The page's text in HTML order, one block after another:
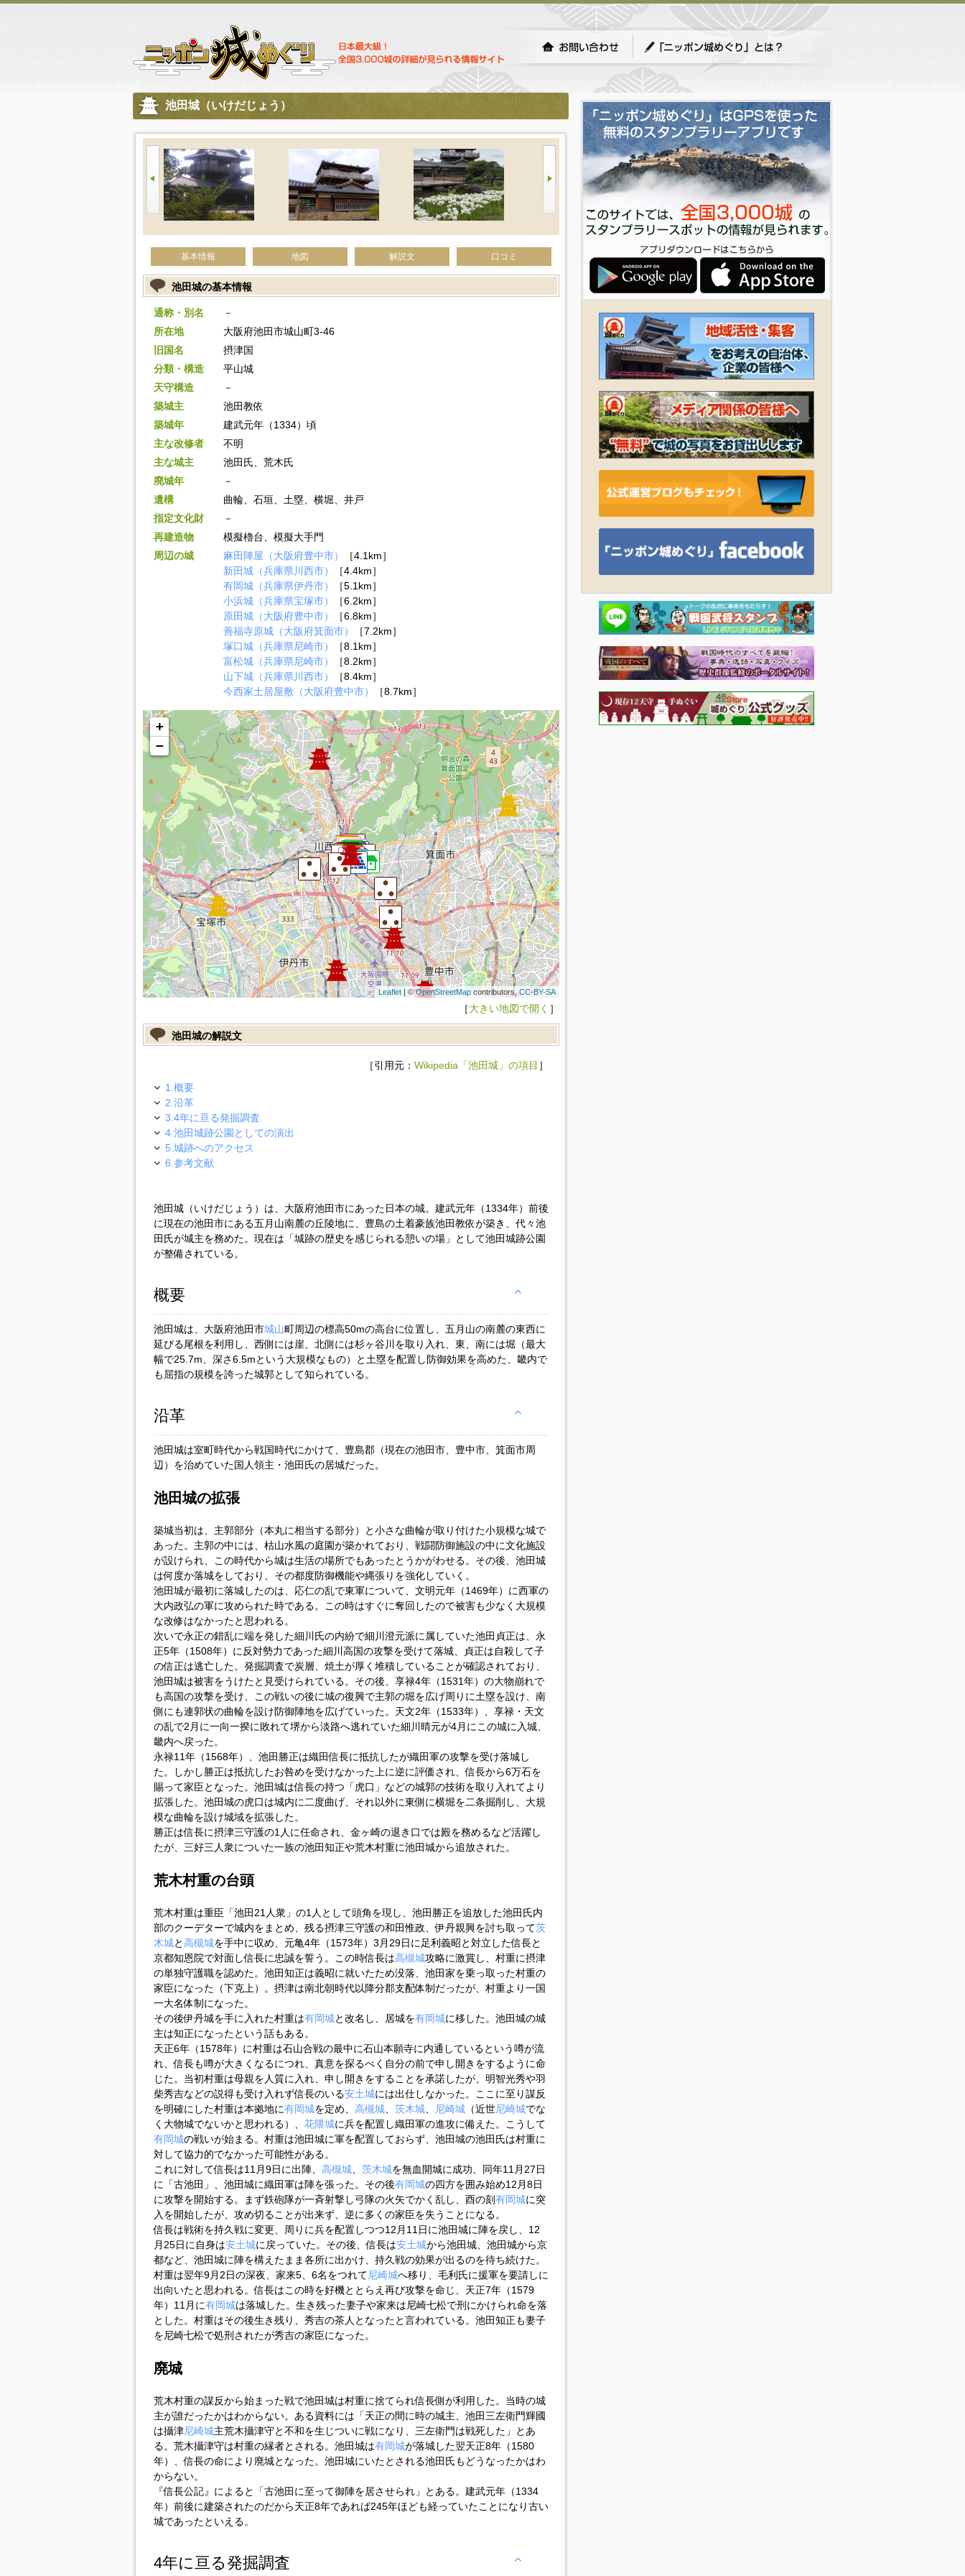
池田城（いけだじょう）
基本情報 地図 解説文 口コミ
池田城の基本情報
通称・別名
－
所在地
大阪府池田市城山町3-46
旧国名
摂津国
分類・構造
平山城
天守構造
－
築城主
池田教依
築城年
建武元年（1334）頃
主な改修者
不明
主な城主
池田氏、荒木氏
廃城年
－
遺構
曲輪、石垣、土塁、横堀、井戸
指定文化財
－
再建造物
模擬櫓台、模擬大手門
周辺の城
麻田陣屋（大阪府豊中市）
［4.1km］
新田城（兵庫県川西市）
［4.4km］
有岡城（兵庫県伊丹市）
［5.1km］
小浜城（兵庫県宝塚市）
［6.2km］
原田城（大阪府豊中市）
［6.8km］
善福寺原城（大阪府箕面市）
［7.2km］
塚口城（兵庫県尼崎市）
［8.1km］
富松城（兵庫県尼崎市）
［8.2km］
山下城（兵庫県川西市）
［8.4km］
今西家土居屋敷（大阪府豊中市）
［8.7km］
+
−
Leaflet| ©OpenStreetMapcontributors,CC-BY-SA
［大きい地図で開く ］
池田城の解説文
［引用元： Wikipedia「池田城」の項目 ］
1.概要
2.沿革
3.4年に亘る発掘調査
4.池田城跡公園としての演出
5.城跡へのアクセス
6.参考文献
池田城（いけだじょう）は、大阪府池田市にあった日本の城。建武元年（1334年）前後
に現在の池田市にある五月山南麓の丘陵地に、豊島の土着豪族池田教依が築き、代々池
田氏が城主を務めた。現在は「城跡の歴史を感じられる憩いの場」として池田城跡公園
が整備されている。
概要
池田城は、大阪府池田市城山町周辺の標高50mの高台に位置し、五月山の南麓の東西に
延びる尾根を利用し、西側には崖、北側には杉ヶ谷川を取り入れ、東、南には堀（最大
幅で25.7m、深さ6.5mという大規模なもの）と土塁を配置し防御効果を高めた、畿内で
も屈指の規模を誇った城郭として知られている。
沿革
池田城は室町時代から戦国時代にかけて、豊島郡（現在の池田市、豊中市、箕面市周
辺）を治めていた国人領主・池田氏の居城だった。
池田城の拡張
築城当初は、主郭部分（本丸に相当する部分）と小さな曲輪が取り付けた小規模な城で
あった。主郭の中には、枯山水風の庭園が築かれており、戦闘防御施設の中に文化施設
が設けられ、この時代から城は生活の場所でもあったとうかがわせる。その後、池田城
は何度か落城をしており、その都度防御機能や縄張りを強化していく。
池田城が最初に落城したのは、応仁の乱で東軍について、文明元年（1469年）に西軍の
大内政弘の軍に攻められた時である。この時はすぐに奪回したので被害も少なく大規模
な改修はなかったと思われる。
次いで永正の錯乱に端を発した細川氏の内紛で細川澄元派に属していた池田貞正は、永
正5年（1508年）に反対勢力であった細川高国の攻撃を受けて落城、貞正は自殺して子
の信正は逃亡した。発掘調査で炭層、焼土が厚く堆積していることが確認されており、
池田城は被害をうけたと見受けられている。その後、享禄4年（1531年）の大物崩れで
も高国の攻撃を受け、この戦いの後に城の復興で主郭の堀を広げ周りに土塁を設け、南
側にも連郭状の曲輪を設け防御陣地を広げていった。天文2年（1533年）、享禄・天文
の乱で2月に一向一揆に敗れて堺から淡路へ逃れていた細川晴元が4月にこの城に入城、
畿内へ戻った。
永禄11年（1568年）、池田勝正は織田信長に抵抗したが織田軍の攻撃を受け落城し
た。しかし勝正は抵抗したお咎めを受けなかった上に逆に評価され、信長から6万石を
賜って家臣となった。池田城は信長の持つ「虎口」などの城郭の技術を取り入れてより
拡張した。池田城の虎口は城内に二度曲げ、それ以外に東側に横堀を二条掘削し、大規
模な曲輪を設け城域を拡張した。
勝正は信長に摂津三守護の1人に任命され、金ヶ崎の退き口では殿を務めるなど活躍し
たが、三好三人衆についた一族の池田知正や荒木村重に池田城から追放された。
荒木村重の台頭
荒木村重は重臣「池田21人衆」の1人として頭角を現し、池田勝正を追放した池田氏内
部のクーデターで城内をまとめ、残る摂津三守護の和田惟政、伊丹親興を討ち取って茨
木城と高槻城を手中に収め、元亀4年（1573年）3月29日に足利義昭と対立した信長と
京都知恩院で対面し信長に忠誠を誓う。この時信長は高槻城攻略に激賞し、村重に摂津
の単独守護職を認めた。池田知正は義昭に就いたため没落、池田家を乗っ取った村重の
家臣になった（下克上）。摂津は南北朝時代以降分郡支配体制だったが、村重より一国
一大名体制になった。
その後伊丹城を手に入れた村重は有岡城と改名し、居城を有岡城に移した。池田城の城
主は知正になったという話もある。
天正6年（1578年）に村重は石山合戦の最中に石山本願寺に内通しているという噂が流
れ、信長も噂が大きくなるにつれ、真意を探るべく自分の前で申し開きをするように命
じた。当初村重は母親を人質に入れ、申し開きをすることを承諾したが、明智光秀や羽
柴秀吉などの説得も受け入れず信長のいる安土城には出仕しなかった。ここに至り謀反
を明確にした村重は本拠地に有岡城を定め、 高槻城、 茨木城、 尼崎城（近世尼崎城でな
く大物城でないかと思われる）、 花隈城に兵を配置し織田軍の進攻に備えた。こうして
有岡城の戦いが始まる。村重は池田城に軍を配置しておらず、池田城の池田氏は村重に
対して協力的でなかった可能性がある。
これに対して信長は11月9日に出陣、 高槻城、 茨木城を無血開城に成功、同年11月27日
に「古池田」、池田城に織田軍は陣を張った。その後有岡城の四方を囲み始め12月8日
に攻撃を開始する。まず鉄砲隊が一斉射撃し弓隊の火矢でかく乱し、酉の刻有岡城に突
入を開始したが、攻め切ることが出来ず、逆に多くの家臣を失うことになる。
信長は戦術を持久戦に変更、周りに兵を配置しつつ12月11日に池田城に陣を戻し、12
月25日に自身は安土城に戻っていた。その後、信長は安土城から池田城、池田城から京
都など、池田城に陣を構えたまま各所に出かけ、持久戦の効果が出るのを待ち続けた。
村重は翌年9月2日の深夜、家来5、6名をつれて尼崎城へ移り、毛利氏に援軍を要請しに
出向いたと思われる。信長はこの時を好機ととらえ再び攻撃を命じ、天正7年（1579
年）11月に有岡城は落城した。生き残った妻子や家来は尼崎七松で刑にかけられ命を落
とした。村重はその後生き残り、秀吉の茶人となったと言われている。池田知正も妻子
を尼崎七松で処刑されたが秀吉の家臣になった。
廃城
荒木村重の謀反から始まった戦で池田城は村重に捨てられ信長側が利用した。当時の城
主が誰だったかはわからない。ある資料には「天正の間に時の城主、池田三左衛門輝國
は攝津尼崎城主荒木攝津守と不和を生じついに戦になり、三左衛門は戦死した」とあ
る。荒木攝津守は村重の縁者とされる。池田城は有岡城が落城した翌天正8年（1580
年）、信長の命により廃城となった。池田城にいたとされる池田氏もどうなったかはわ
からない。
『信長公記』によると「古池田に至って御陣を居させられ」とある。建武元年（1334
年）前後に建築されたのだから天正8年であれば245年ほども経っていたことになり古い
城であったといえる。
4年に亘る発掘調査